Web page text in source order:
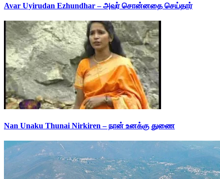
Avar Uyirudan Ezhundhar – அவர் சொன்னதை செய்தார்
Nan Unaku Thunai Nirkiren – நான் உனக்கு துணை